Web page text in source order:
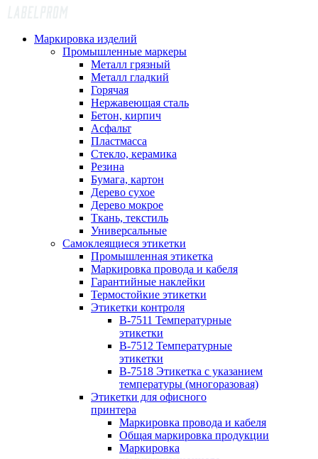
Маркировка изделий
Промышленные маркеры
Металл грязный
Металл гладкий
Горячая
Нержавеющая сталь
Бетон, кирпич
Асфальт
Пластмасса
Стекло, керамика
Резина
Бумага, картон
Дерево сухое
Дерево мокрое
Ткань, текстиль
Универсальные
Самоклеящиеся этикетки
Промышленная этикетка
Маркировка провода и кабеля
Гарантийные наклейки
Термостойкие этикетки
Этикетки контроля
B-7511 Температурные
этикетки
B-7512 Температурные
этикетки
B-7518 Этикетка с указанием
температуры (многоразовая)
Этикетки для офисного
принтера
Маркировка провода и кабеля
Общая маркировка продукции
Маркировка